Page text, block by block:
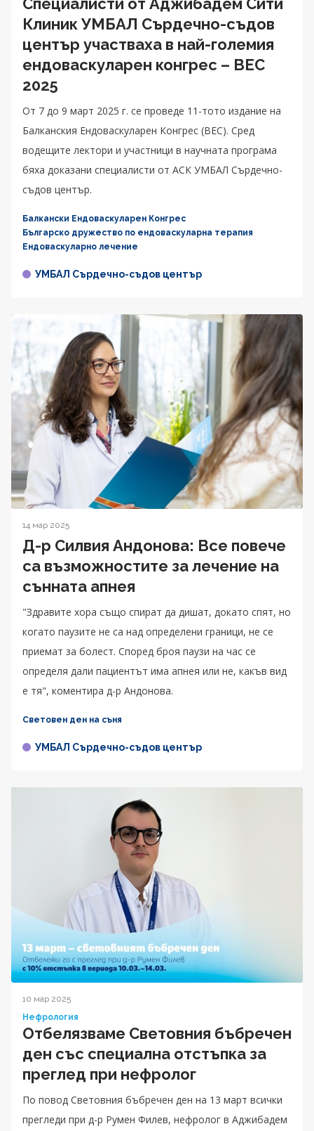
Клиник УМБАЛ Сърдечно-съдов
център участваха в най-големия
ендоваскуларен конгрес – BEC
2025
От 7 до 9 март 2025 г. се проведе 11-тото издание на
Балканския Ендоваскуларен Конгрес (BEC). Сред
водещите лектори и участници в научната програма
бяха доказани специалисти от АСК УМБАЛ Сърдечно-
съдов център.
Балкански Ендоваскуларен Конгрес
Българско дружество по ендоваскуларна терапия
Ендоваскуларно лечение
УМБАЛ Сърдечно-съдов център
14 мар 2025
Д-р Силвия Андонова: Все повече
са възможностите за лечение на
сънната апнея
"Здравите хора също спират да дишат, докато спят, но
когато паузите не са над определени граници, не се
приемат за болест. Според броя паузи на час се
определя дали пациентът има апнея или не, какъв вид
е тя", коментира д-р Андонова.
Световен ден на съня
УМБАЛ Сърдечно-съдов център
10 мар 2025
Нефрология
Отбелязваме Световния бъбречен
ден със специална отстъпка за
преглед при нефролог
По повод Световния бъбречен ден на 13 март всички
прегледи при д-р Румен Филев, нефролог в Аджибадем